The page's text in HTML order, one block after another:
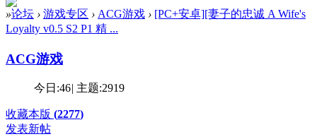
»论坛 › 游戏专区 › ACG游戏 › [PC+安卓][妻子的忠诚 A Wife's
Loyalty v0.5 S2 P1 精 ...
ACG游戏
今日:46| 主题:2919
收藏本版 (2277)
发表新帖